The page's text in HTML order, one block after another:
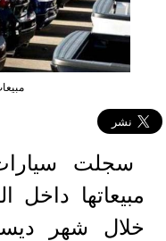
سجلت
مبيعاتها
خلال شهر